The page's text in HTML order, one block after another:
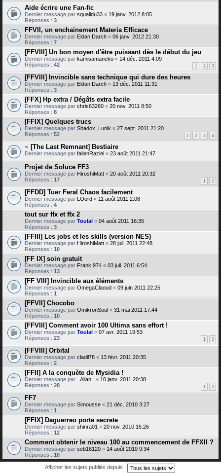
Aide écrire une Fan-fic
Dernier message par squalldu33 « 19 janv. 2012 8:05
Réponses : 3
FFVII, un enchainement Materia Efficace
Dernier message par Eldan Darch « 06 janv. 2012 21:30
Réponses : 7
[FFVIII] Un bon moyen d'être puissant dès le début du jeu
Dernier message par kamisamaneko « 14 déc. 2011 4:09
Réponses : 42 1 2 3
[FFVIII] Invincible sans technique qui dure des heures
Dernier message par Eldan Darch « 13 déc. 2011 11:31
Réponses : 3
[FFX] Hp extra / Dégâts extra facile
Dernier message par chris63260 « 20 nov. 2011 8:50
Réponses : 8
[FFIX] Quelques trucs
Dernier message par Shadox_Lunik « 27 sept. 2011 21:20
Réponses : 52 1 2 3 4
~ [The Last Remnant] Bestiaire
Dernier message par fallenRaziel « 23 août 2011 21:47
Projet de Soluce FF3
Dernier message par HiroshiMatt « 20 août 2011 20:32
Réponses : 17 1 2
[FFDD] Tuer Feral Chaos facilement
Dernier message par LOord « 11 août 2011 2:08
Réponses : 4
tout sur ffx et ffx 2
Dernier message par Toulal « 04 août 2011 16:35
Réponses : 3
[FFIII] Les jobs et les skills (version NES)
Dernier message par HiroshiMatt « 28 juil. 2011 22:48
Réponses : 10
[FF IX] soin gratuit
Dernier message par Frank 974 « 03 juil. 2011 6:54
Réponses : 13
[FF VIII] Invincible aux éléments
Dernier message par OmegaClaoud « 09 juin 2011 22:25
Réponses : 1
[FFVII] Chocobo
Dernier message par OmikronSoul « 31 mai 2011 17:44
Réponses : 10
[FFVIII] Comment avoir 100 Ultima sans effort !
Dernier message par Toulal « 07 avr. 2011 19:53
Réponses : 23 1 2
[FFVIII] Orbital
Dernier message par cladil78 « 13 févr. 2011 20:35
Réponses : 2
[FFII] A la conquète de Mysidia !
Dernier message par _Allan_ « 10 janv. 2011 20:38
Réponses : 28 1 2
FF7
Dernier message par Simousse « 21 déc. 2010 3:27
Réponses : 1
[FFIX] Daguerreo porte secrete
Dernier message par shinra01 « 20 nov. 2010 15:26
Réponses : 12
Comment obtenir le niveau 100 au commencement de FFXII ?
Dernier message par seb16120 « 14 août 2010 9:34
Réponses : 10
Afficher les sujets publiés depuis :